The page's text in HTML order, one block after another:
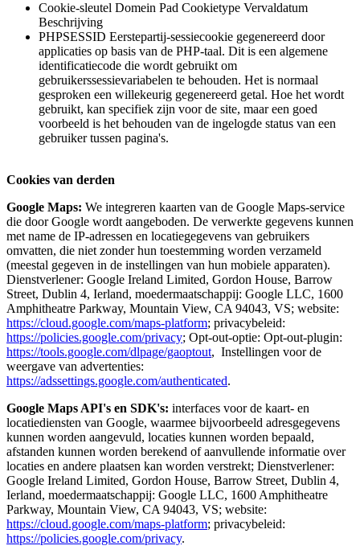
Cookie-sleutel Domein Pad Cookietype Vervaldatum
Beschrijving
PHPSESSID Eerstepartij-sessiecookie gegenereerd door
applicaties op basis van de PHP-taal. Dit is een algemene
identificatiecode die wordt gebruikt om
gebruikerssessievariabelen te behouden. Het is normaal
gesproken een willekeurig gegenereerd getal. Hoe het wordt
gebruikt, kan specifiek zijn voor de site, maar een goed
voorbeeld is het behouden van de ingelogde status van een
gebruiker tussen pagina's.
Cookies van derden
Google Maps: We integreren kaarten van de Google Maps-service
die door Google wordt aangeboden. De verwerkte gegevens kunnen
met name de IP-adressen en locatiegegevens van gebruikers
omvatten, die niet zonder hun toestemming worden verzameld
(meestal gegeven in de instellingen van hun mobiele apparaten).
Dienstverlener: Google Ireland Limited, Gordon House, Barrow
Street, Dublin 4, Ierland, moedermaatschappij: Google LLC, 1600
Amphitheatre Parkway, Mountain View, CA 94043, VS; website:
https://cloud.google.com/maps-platform; privacybeleid:
https://policies.google.com/privacy; Opt-out-optie: Opt-out-plugin:
https://tools.google.com/dlpage/gaoptout, Instellingen voor de
weergave van advertenties:
https://adssettings.google.com/authenticated.
Google Maps API's en SDK's: interfaces voor de kaart- en
locatiediensten van Google, waarmee bijvoorbeeld adresgegevens
kunnen worden aangevuld, locaties kunnen worden bepaald,
afstanden kunnen worden berekend of aanvullende informatie over
locaties en andere plaatsen kan worden verstrekt; Dienstverlener:
Google Ireland Limited, Gordon House, Barrow Street, Dublin 4,
Ierland, moedermaatschappij: Google LLC, 1600 Amphitheatre
Parkway, Mountain View, CA 94043, VS; website:
https://cloud.google.com/maps-platform; privacybeleid:
https://policies.google.com/privacy.